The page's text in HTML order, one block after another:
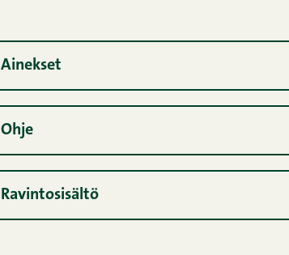
Ainekset
Ohje
Ravintosisältö